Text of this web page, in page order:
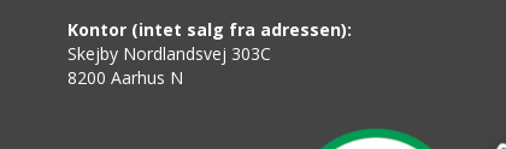
Kontor (intet salg fra adressen):
Skejby Nordlandsvej 303C
8200 Aarhus N